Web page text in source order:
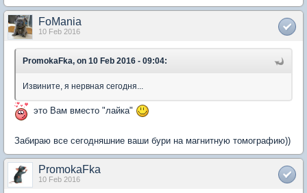
FoMania
10 Feb 2016
PromokaFka, on 10 Feb 2016 - 09:04:
Извините, я нервная сегодня...
это Вам вместо "лайка"
Забираю все сегодняшние ваши бури на магнитную томографию))
PromokaFka
10 Feb 2016